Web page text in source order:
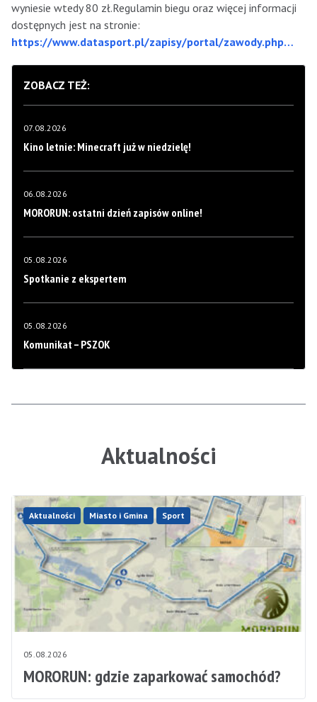
wyniesie wtedy 80 zł.Regulamin biegu oraz więcej informacji
dostępnych jest na stronie:
https://www.datasport.pl/zapisy/portal/zawody.php…
ZOBACZ TEŻ:
07.08.2026
Kino letnie: Minecraft już w niedzielę!
06.08.2026
MORORUN: ostatni dzień zapisów online!
05.08.2026
Spotkanie z ekspertem
05.08.2026
Komunikat – PSZOK
Aktualności
Aktualności Miasto i Gmina Sport
05.08.2026
MORORUN: gdzie zaparkować samochód?